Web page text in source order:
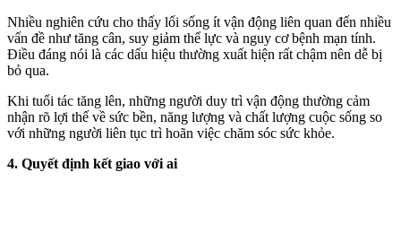
Nhiều nghiên cứu cho thấy lối sống ít vận động liên quan đến nhiều
vấn đề như tăng cân, suy giảm thể lực và nguy cơ bệnh mạn tính.
Điều đáng nói là các dấu hiệu thường xuất hiện rất chậm nên dễ bị
bỏ qua.
Khi tuổi tác tăng lên, những người duy trì vận động thường cảm
nhận rõ lợi thế về sức bền, năng lượng và chất lượng cuộc sống so
với những người liên tục trì hoãn việc chăm sóc sức khỏe.
4. Quyết định kết giao với ai